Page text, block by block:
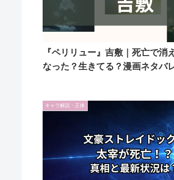
『ペリリュー』吉敷｜死亡で消
なった？生きてる？漫画ネタバ
キャラ解説・正体